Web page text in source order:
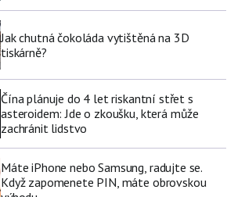
Jak chutná čokoláda vytištěná na 3D
tiskárně?
Čína plánuje do 4 let riskantní střet s
asteroidem: Jde o zkoušku, která může
zachránit lidstvo
Máte iPhone nebo Samsung, radujte se.
Když zapomenete PIN, máte obrovskou